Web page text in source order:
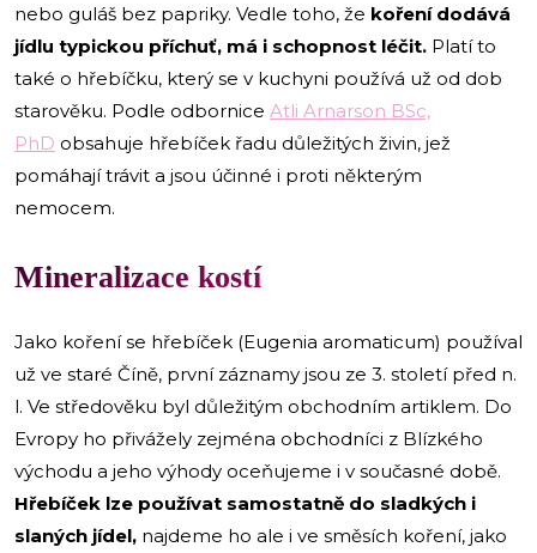
nebo guláš bez papriky. Vedle toho, že koření dodává
jídlu typickou příchuť, má i schopnost léčit. Platí to
také o hřebíčku, který se v kuchyni používá už od dob
starověku. Podle odbornice Atli Arnarson BSc,
PhD obsahuje hřebíček řadu důležitých živin, jež
pomáhají trávit a jsou účinné i proti některým
nemocem.
Mineralizace kostí
Jako koření se hřebíček (Eugenia aromaticum) používal
už ve staré Číně, první záznamy jsou ze 3. století před n.
l. Ve středověku byl důležitým obchodním artiklem. Do
Evropy ho přivážely zejména obchodníci z Blízkého
východu a jeho výhody oceňujeme i v současné době.
Hřebíček lze používat samostatně do sladkých i
slaných jídel, najdeme ho ale i ve směsích koření, jako